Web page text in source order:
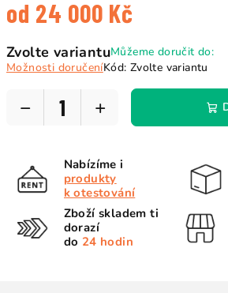
od 24 000 Kč
cena:
Zvolte variantuMůžeme doručit do:
Možnosti doručeníKód: Zvolte variantu
+
−
Nabízíme i
produkty
k otestování
Zboží skladem ti
dorazí
do 24 hodin